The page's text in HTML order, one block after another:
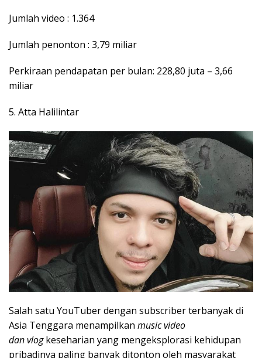
Jumlah video : 1.364
Jumlah penonton : 3,79 miliar
Perkiraan pendapatan per bulan: 228,80 juta – 3,66
miliar
5. Atta Halilintar
Salah satu YouTuber dengan subscriber terbanyak di
Asia Tenggara menampilkan music video
danvlogkeseharian yang mengeksplorasi kehidupan
pribadinya paling banyak ditonton oleh masyarakat